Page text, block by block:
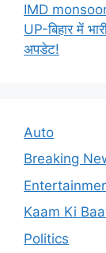
IMD
UP-बिहार में
अपडेट!
Auto
Breaking
Kaam Ki
Politics